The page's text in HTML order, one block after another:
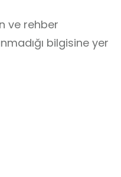
ve rehber
bilgisine yer